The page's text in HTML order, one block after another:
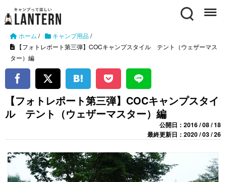
Search Menu
ホーム / キャンプ用品/
【フォトレポート第三弾】COCキャンプスタイル テント（ウェザーマス
ター）編
【フォトレポート第三弾】COCキャンプスタイ
ル テント（ウェザーマスター）編
公開日：2016 / 08 / 18
最終更新日：2020 / 03 / 26